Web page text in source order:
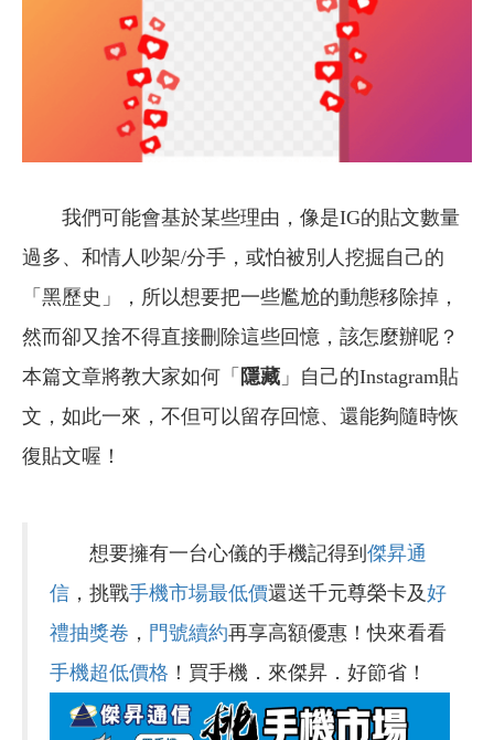
我們可能會基於某些理由，像是IG的貼文數量
過多、和情人吵架/分手，或怕被別人挖掘自己的
「黑歷史」，所以想要把一些尷尬的動態移除掉，
然而卻又捨不得直接刪除這些回憶，該怎麼辦呢？
本篇文章將教大家如何「 隱藏 」自己的Instagram貼
文，如此一來，不但可以留存回憶、還能夠隨時恢
復貼文喔！
想要擁有一台心儀的手機記得到 傑昇通
信 ，挑戰手機市場最低價還送千元尊榮卡及好
禮抽獎卷 ， 門號續約再享高額優惠！快來看看
手機超低價格 ！買手機．來傑昇．好節省！